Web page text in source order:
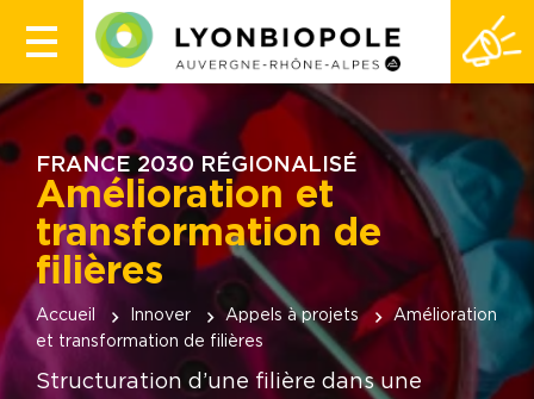
FRANCE 2030 RÉGIONALISÉ
Amélioration et
transformation de
filières
Accueil Innover Appels à projets
Amélioration
et transformation de filières
Structuration d’une filière dans une